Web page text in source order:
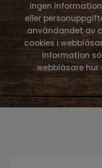
ingen
eller
användandet av
cookies i
information
webbläsare hur